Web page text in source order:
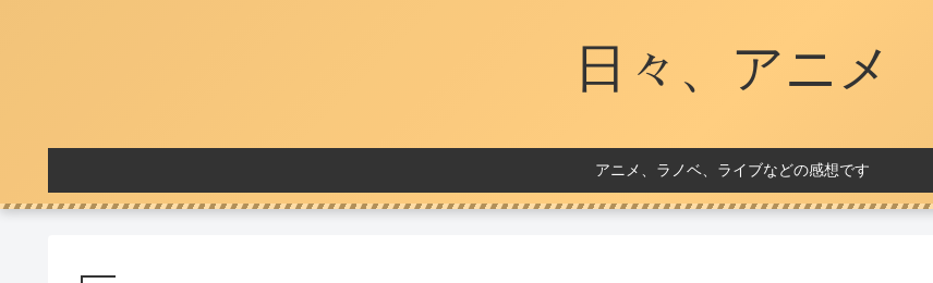
日々、アニメ
アニメ、ラノベ、ライブなどの感想です